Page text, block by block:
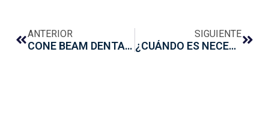
ANTERIOR
CONE BEAM DENTAL ¿QUÉ ES Y PARA QUÉ SIRVE?
SIGUIENTE
¿CUÁNDO ES NECESARIO UN INJERTO DE HUESO PARA COLOCAR UN IMPLANTE?